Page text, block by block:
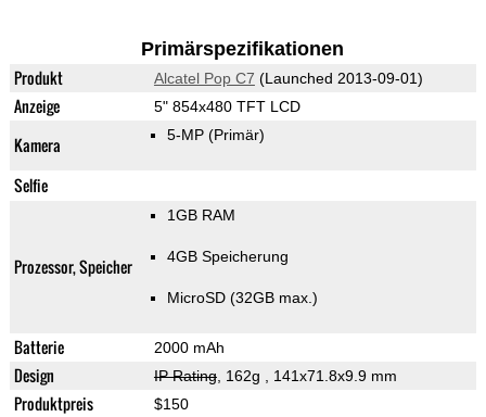
Primärspezifikationen
Produkt Alcatel Pop C7 (Launched 2013-09-01)
Anzeige 5" 854x480 TFT LCD
Kamera 5-MP (Primär)
Selfie
Prozessor, Speicher
1GB RAM
4GB Speicherung
MicroSD (32GB max.)
Batterie 2000 mAh
Design IP Rating, 162g , 141x71.8x9.9 mm
Produktpreis $150